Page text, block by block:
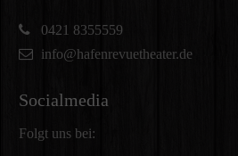
0421 8355559
info@hafenrevuetheater.de
Socialmedia
Folgt uns bei: